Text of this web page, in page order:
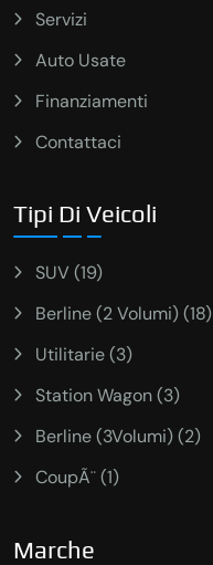
Servizi
Auto Usate
Finanziamenti
Contattaci
Tipi Di Veicoli
SUV (19)
Berline (2 Volumi) (18)
Utilitarie (3)
Station Wagon (3)
Berline (3Volumi) (2)
CoupÃ¨ (1)
Marche